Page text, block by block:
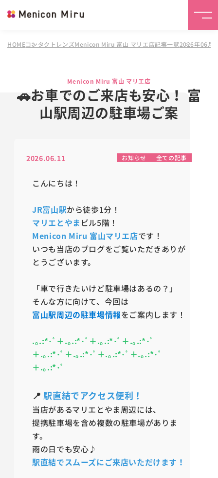
HOMEコンタクトレンズMenicon Miru 富山 マリエ店記事一覧2026年06月
Menicon Miru 富山 マリエ店
🚗お車でのご来店も安心！ 富
山駅周辺の駐車場ご案
2026.06.11 お知らせ 全ての記事
こんにちは！
JR富山駅から徒歩1分！
マリエとやま ビル5階！
Menicon Miru 富山マリエ店です！
いつも当店のブログをご覧いただきありが
とうございます。
「車で行きたいけど駐車場はあるの？」
そんな方に向けて、今回は
富山駅周辺の駐車場情報をご案内します！
.｡.:*･ﾟ＋.｡.:*･ﾟ＋.｡.:*･ﾟ＋.｡.:*･ﾟ
＋.｡.:*･ﾟ＋.｡.:*･ﾟ＋.｡.:*･ﾟ＋.｡.:*･ﾟ
＋.｡.:*･ﾟ
📍駅直結でアクセス便利！
当店があるマリエとやま周辺には、
提携駐車場を含め複数の駐車場がありま
す。
雨の日でも安心♪
駅直結でスムーズにご来店いただけます！